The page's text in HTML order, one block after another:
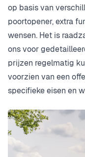
op basis van
poortopener, extra
wensen. Het is
ons voor
prijzen regelmatig
voorzien van een
specifieke eisen en